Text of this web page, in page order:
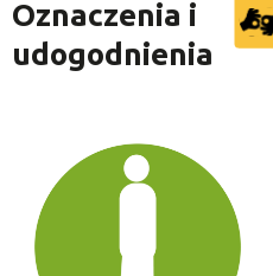
Oznaczenia i
udogodnienia